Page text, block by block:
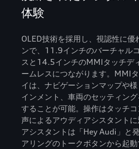
体験
OLED技術を採用し、視認性に優
ンで、11.9インチのバーチャル
スと14.5インチのMMIタッチデ
ームレスにつながります。MMI
イは、ナビゲーションマップや
インメント、車両のセッティン
することが可能。操作はタッチ
声によるアウディアシスタント
アシスタントは「Hey Audi」と
アリングのトークボタンから起